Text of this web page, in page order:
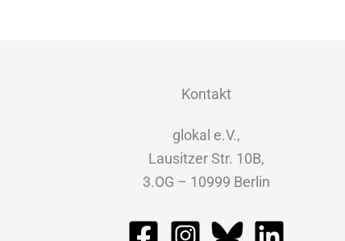
Kontakt
glokal e.V.,
Lausitzer Str. 10B,
3.OG – 10999 Berlin